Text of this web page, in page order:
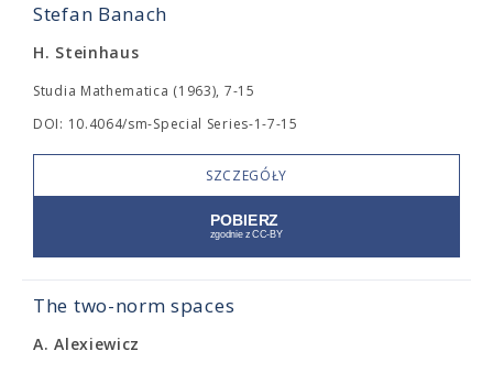
Stefan Banach
H. Steinhaus
Studia Mathematica (1963), 7-15
DOI: 10.4064/sm-Special Series-1-7-15
SZCZEGÓŁY
The two-norm spaces
A. Alexiewicz